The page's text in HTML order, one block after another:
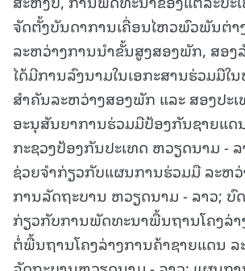
ຈັດຕັ້ງບັນດາການເຄື່ອນໄຫວພົວພັນຕ່າ
ລະຫວ່າງການນຳຂັ້ນສູງສອງພັກ, ສອງ
ໄດ້ມີການລົງນາມໃນເອກະສານຮ່ວມມືໃ
ສຳຄັນລະຫວ່າງສອງພັກ ແລະ ສອງປະ
ອະນຸສັນຍາການຮ່ວມມືປ້ອງກັນຊາຍແດ
ກະຊວງປ້ອງກັນປະເທດ ຫວຽດນາມ -
ຊ່ວຍຈໍາກ່ຽວກັບແຜນການຮ່ວມມື ລະຫວ່
ການລັດຖະບານ ຫວຽດນາມ - ລາວ; ບົ
ກ່ຽວກັບການພັດທະນາພື້ນຖານໂຄງລ່າ
ຕໍ່ພື້ນຖານໂຄງລ່າງການຄ້າຊາຍແດນ ລ